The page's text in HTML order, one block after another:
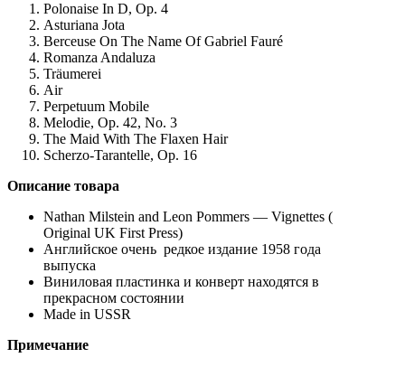
Polonaise In D, Op. 4
Asturiana Jota
Berceuse On The Name Of Gabriel Fauré
Romanza Andaluza
Träumerei
Air
Perpetuum Mobile
Melodie, Op. 42, No. 3
The Maid With The Flaxen Hair
Scherzo-Tarantelle, Op. 16
Описание товара
Nathan Milstein and Leon Pommers — Vignettes (
Original UK First Press)
Английское очень редкое издание 1958 года
выпуска
Виниловая пластинка и конверт находятся в
прекрасном состоянии
Made in USSR
Примечание